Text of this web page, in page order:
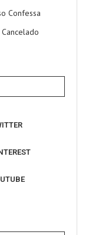
Confessa